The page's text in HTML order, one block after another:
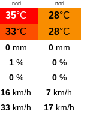
nori
nori
35°C 28°C
33°C 28°C
0mm 0mm
1% 0%
0% 0%
16 km/h 7 km/h
33 km/h 17 km/h